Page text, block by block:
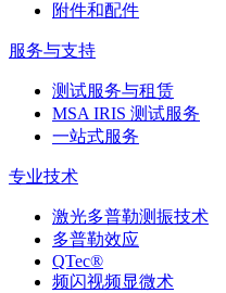
附件和配件
服务与支持
测试服务与租赁
MSA IRIS 测试服务
一站式服务
专业技术
激光多普勒测振技术
多普勒效应
QTec®
频闪视频显微术